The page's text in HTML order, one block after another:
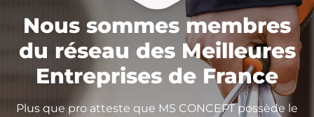
Nous sommes membres
du réseau des Meilleures
Entreprises de France
Plus que pro atteste que MS CONCEPT possède le